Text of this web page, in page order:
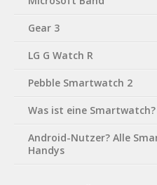
Gear 3
LG G Watch R
Pebble Smartwatch 2
Was ist eine Smartwatch?
Android-Nutzer? Alle
Handys